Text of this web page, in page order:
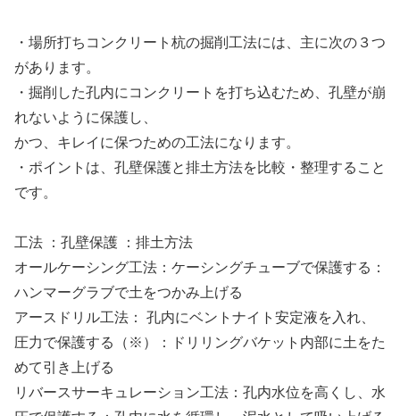
・場所打ちコンクリート杭の掘削工法には、主に次の３つ
があります。
・掘削した孔内にコンクリートを打ち込むため、孔壁が崩
れないように保護し、
かつ、キレイに保つための工法になります。
・ポイントは、孔壁保護と排土方法を比較・整理すること
です。
工法 ：孔壁保護 ：排土方法
オールケーシング工法：ケーシングチューブで保護する：
ハンマーグラブで土をつかみ上げる
アースドリル工法： 孔内にベントナイト安定液を入れ、
圧力で保護する（※）：ドリリングバケット内部に土をた
めて引き上げる
リバースサーキュレーション工法：孔内水位を高くし、水